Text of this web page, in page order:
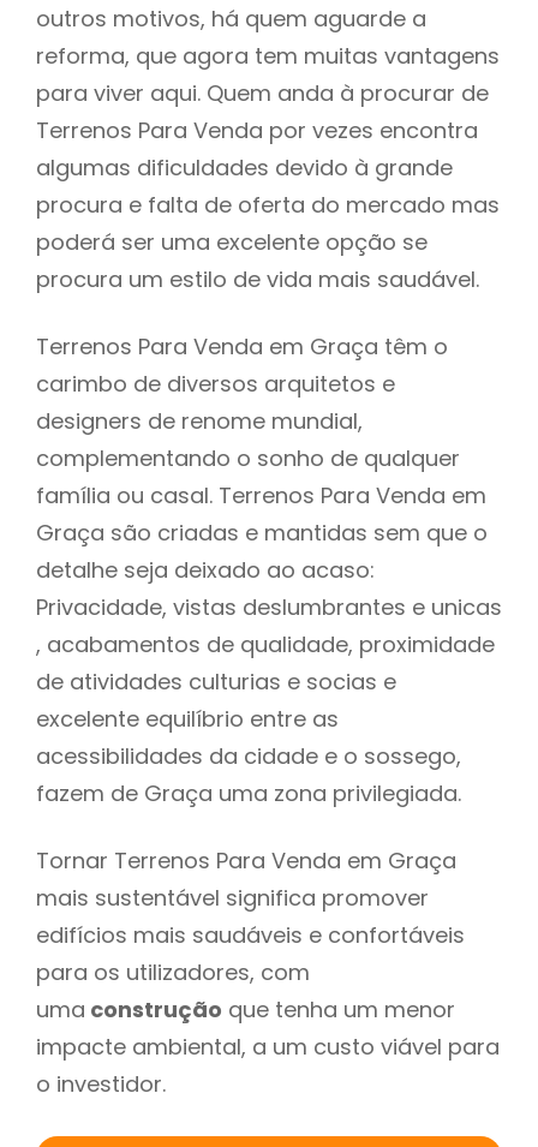
outros motivos, há quem aguarde a
reforma, que agora tem muitas vantagens
para viver aqui. Quem anda à procurar de
Terrenos Para Venda por vezes encontra
algumas dificuldades devido à grande
procura e falta de oferta do mercado mas
poderá ser uma excelente opção se
procura um estilo de vida mais saudável.
Terrenos Para Venda em Graça têm o
carimbo de diversos arquitetos e
designers de renome mundial,
complementando o sonho de qualquer
família ou casal. Terrenos Para Venda em
Graça são criadas e mantidas sem que o
detalhe seja deixado ao acaso:
Privacidade, vistas deslumbrantes e unicas
, acabamentos de qualidade, proximidade
de atividades culturias e socias e
excelente equilíbrio entre as
acessibilidades da cidade e o sossego,
fazem de Graça uma zona privilegiada.
Tornar Terrenos Para Venda em Graça
mais sustentável significa promover
edifícios mais saudáveis e confortáveis
para os utilizadores, com
uma construção que tenha um menor
impacte ambiental, a um custo viável para
o investidor.